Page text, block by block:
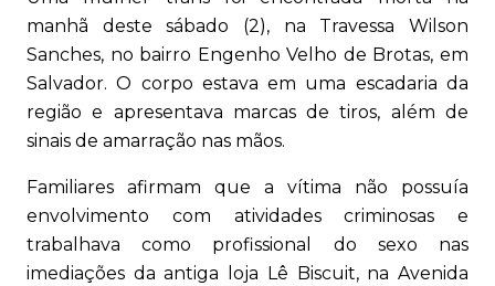
manhã deste sábado (2), na Travessa Wilson
Sanches, no bairro Engenho Velho de Brotas, em
Salvador. O corpo estava em uma escadaria da
região e apresentava marcas de tiros, além de
sinais de amarração nas mãos.
Familiares afirmam que a vítima não possuía
envolvimento com atividades criminosas e
trabalhava como profissional do sexo nas
imediações da antiga loja Lê Biscuit, na Avenida